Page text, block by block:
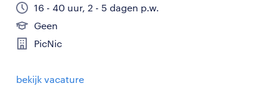
16 - 40 uur, 2 - 5 dagen p.w.
Geen
PicNic
bekijk vacature